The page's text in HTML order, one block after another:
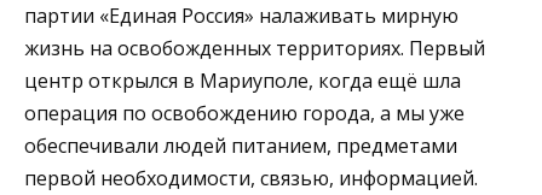
партии «Единая Россия» налаживать мирную
жизнь на освобожденных территориях. Первый
центр открылся в Мариуполе, когда ещё шла
операция по освобождению города, а мы уже
обеспечивали людей питанием, предметами
первой необходимости, связью, информацией.